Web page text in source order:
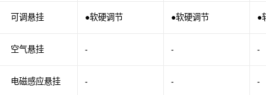
可调悬挂
空气悬挂
电磁感应悬挂
●软硬调节 ●软硬调节 ●
- - -
- - -